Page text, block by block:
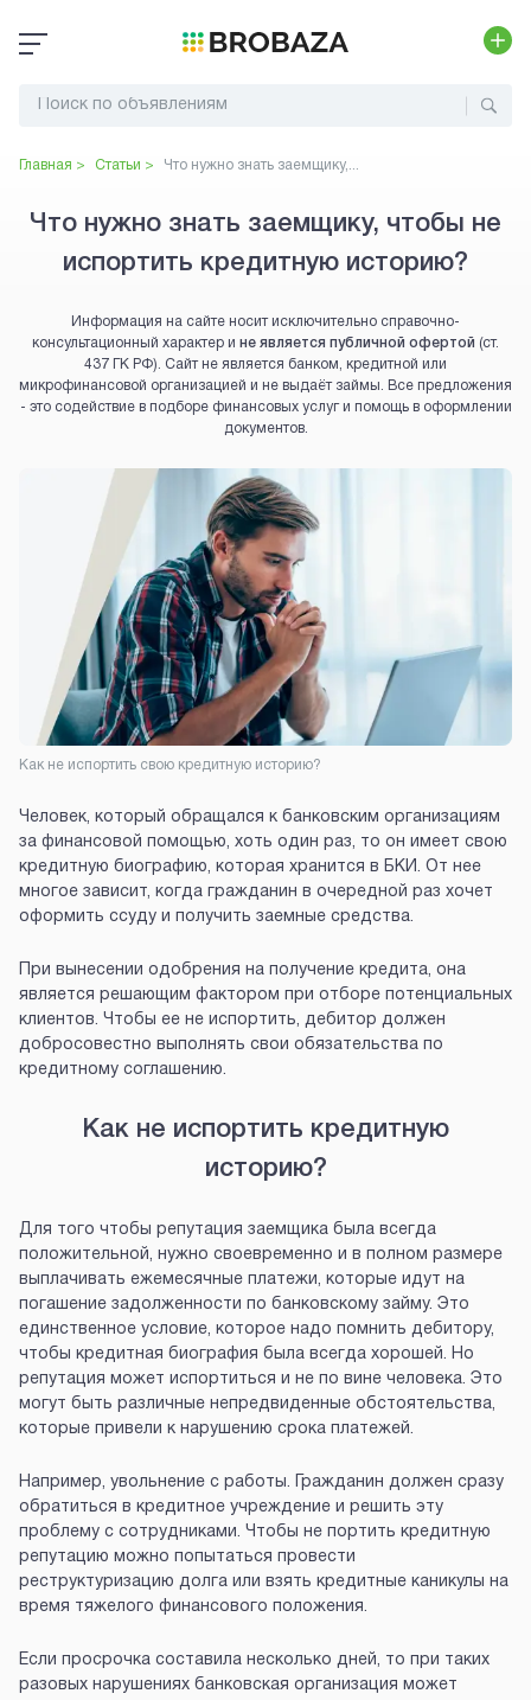
Главная > Статьи > Что нужно знать заемщику,...
Что нужно знать заемщику, чтобы не
испортить кредитную историю?
Информация на сайте носит исключительно справочно-
консультационный характер и не является публичной офертой (ст.
437 ГК РФ). Сайт не является банком, кредитной или
микрофинансовой организацией и не выдаёт займы. Все предложения
- это содействие в подборе финансовых услуг и помощь в оформлении
документов.
Как не испортить свою кредитную историю?
Человек, который обращался к банковским организациям
за финансовой помощью, хоть один раз, то он имеет свою
кредитную биографию, которая хранится в БКИ. От нее
многое зависит, когда гражданин в очередной раз хочет
оформить ссуду и получить заемные средства.
При вынесении одобрения на получение кредита, она
является решающим фактором при отборе потенциальных
клиентов. Чтобы ее не испортить, дебитор должен
добросовестно выполнять свои обязательства по
кредитному соглашению.
Как не испортить кредитную
историю?
Для того чтобы репутация заемщика была всегда
положительной, нужно своевременно и в полном размере
выплачивать ежемесячные платежи, которые идут на
погашение задолженности по банковскому займу. Это
единственное условие, которое надо помнить дебитору,
чтобы кредитная биография была всегда хорошей. Но
репутация может испортиться и не по вине человека. Это
могут быть различные непредвиденные обстоятельства,
которые привели к нарушению срока платежей.
Например, увольнение с работы. Гражданин должен сразу
обратиться в кредитное учреждение и решить эту
проблему с сотрудниками. Чтобы не портить кредитную
репутацию можно попытаться провести
реструктуризацию долга или взять кредитные каникулы на
время тяжелого финансового положения.
Если просрочка составила несколько дней, то при таких
разовых нарушениях банковская организация может